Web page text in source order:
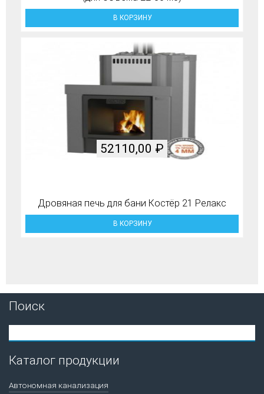
В КОРЗИНУ
Дровяная печь для бани Костёр 21 Релакс
52110,00 ₽
В КОРЗИНУ
Поиск
Каталог продукции
Автономная канализация